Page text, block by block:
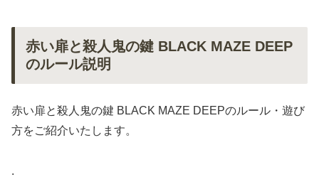
赤い扉と殺人鬼の鍵 BLACK MAZE DEEP
のルール説明
赤い扉と殺人鬼の鍵 BLACK MAZE DEEPのルール・遊び
方をご紹介いたします。
.